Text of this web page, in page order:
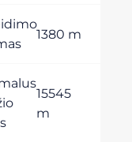
1380 m
15545
m